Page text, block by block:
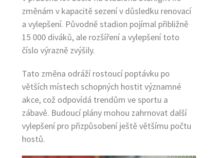
změnám v kapacitě sezení v důsledku renovací
a vylepšení. Původně stadion pojímal přibližně
15 000 diváků, ale rozšíření a vylepšení toto
číslo výrazně zvýšily.
Tato změna odráží rostoucí poptávku po
větších místech schopných hostit významné
akce, což odpovídá trendům ve sportu a
zábavě. Budoucí plány mohou zahrnovat další
vylepšení pro přizpůsobení ještě většímu počtu
hostů.